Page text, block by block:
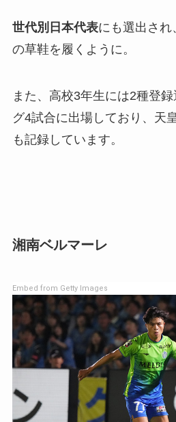
世代別日本代表にも選出され
の草鞋を履くように。
また、高校3年生には2種登
グ4試合に出場しており、天
も記録しています。
湘南ベルマーレ
Embed from Getty Images